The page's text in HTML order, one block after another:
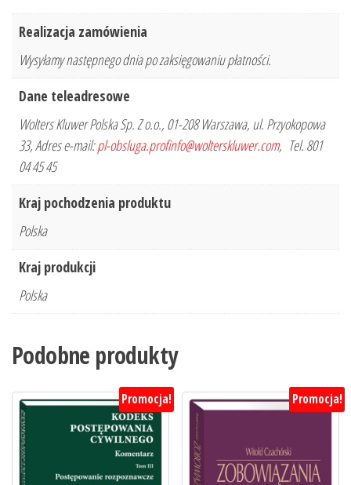
Realizacja zamówienia
Wysyłamy następnego dnia po zaksięgowaniu płatności.
Dane teleadresowe
Wolters Kluwer Polska Sp. Z o.o., 01-208 Warszawa, ul. Przyokopowa
33, Adres e-mail:pl-obsluga.profinfo@wolterskluwer.com, Tel. 801
04 45 45
Kraj pochodzenia produktu
Polska
Kraj produkcji
Polska
Podobne produkty
Promocja! Promocja!